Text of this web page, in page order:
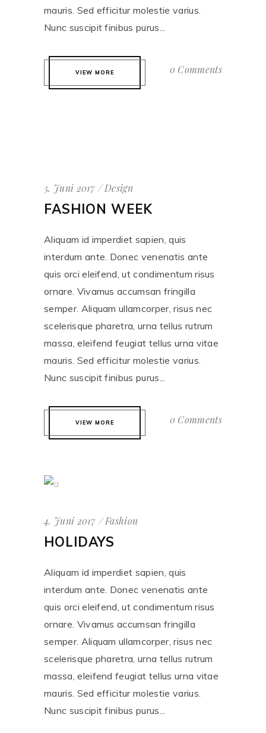
mauris. Sed efficitur molestie varius.
Nunc suscipit finibus purus...
VIEW MORE 0 Comments
5. Juni 2017 Design
FASHION WEEK
Aliquam id imperdiet sapien, quis
interdum ante. Donec venenatis ante
quis orci eleifend, ut condimentum risus
ornare. Vivamus accumsan fringilla
semper. Aliquam ullamcorper, risus nec
scelerisque pharetra, urna tellus rutrum
massa, eleifend feugiat tellus urna vitae
mauris. Sed efficitur molestie varius.
Nunc suscipit finibus purus...
VIEW MORE 0 Comments
4. Juni 2017 Fashion
HOLIDAYS
Aliquam id imperdiet sapien, quis
interdum ante. Donec venenatis ante
quis orci eleifend, ut condimentum risus
ornare. Vivamus accumsan fringilla
semper. Aliquam ullamcorper, risus nec
scelerisque pharetra, urna tellus rutrum
massa, eleifend feugiat tellus urna vitae
mauris. Sed efficitur molestie varius.
Nunc suscipit finibus purus...